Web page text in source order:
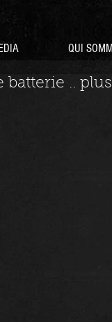
QUI
.. plus